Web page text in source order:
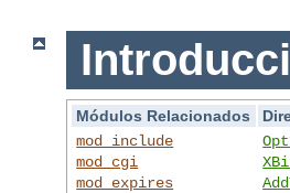
Módulos Relacionados
mod_include
mod_cgi
mod_expires